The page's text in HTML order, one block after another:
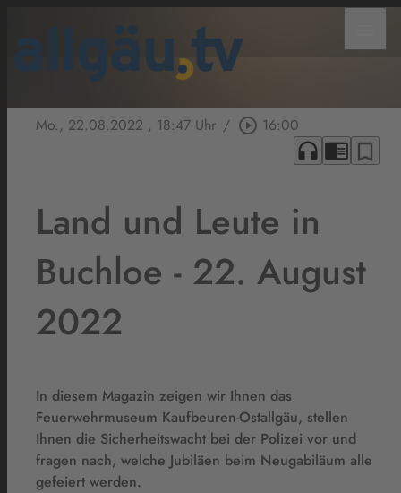
Mo., 22.08.2022 , 18:47 Uhr / play_circle_outline 16:00
headphones chrome_reader_mode bookmark_border
Land und Leute in
Buchloe - 22. August
2022
In diesem Magazin zeigen wir Ihnen das
Feuerwehrmuseum Kaufbeuren-Ostallgäu, stellen
Ihnen die Sicherheitswacht bei der Polizei vor und
fragen nach, welche Jubiläen beim Neugabiläum alle
gefeiert werden.